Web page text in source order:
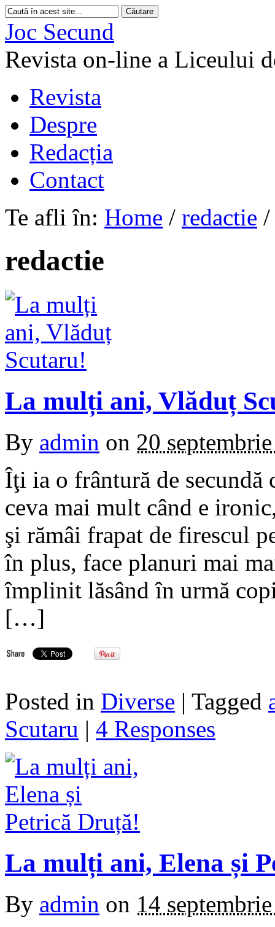
Joc Secund
Revista on-line a Liceului
Revista
Despre
Redacția
Contact
Te afli în: Home / redactie /
redactie
La mulți ani, Vlăduț
By admin on 20
Îţi ia o frântură de secundă
ceva mai mult când e
şi rămâi frapat de firescul
în plus, face planuri mai
împlinit lăsând în urmă
[…]
Posted in Diverse | Tagged
Scutaru | 4 Responses
La mulți ani, Elena și
By admin on 14